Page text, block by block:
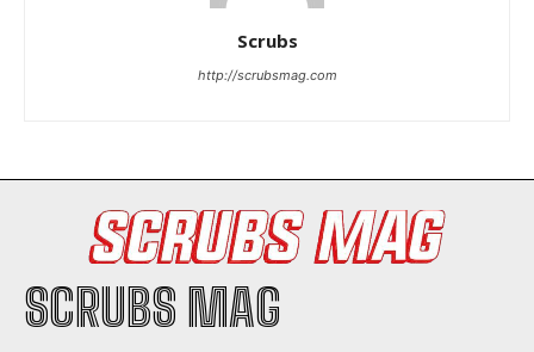
Scrubs
http://scrubsmag.com
SCRUBS MAG